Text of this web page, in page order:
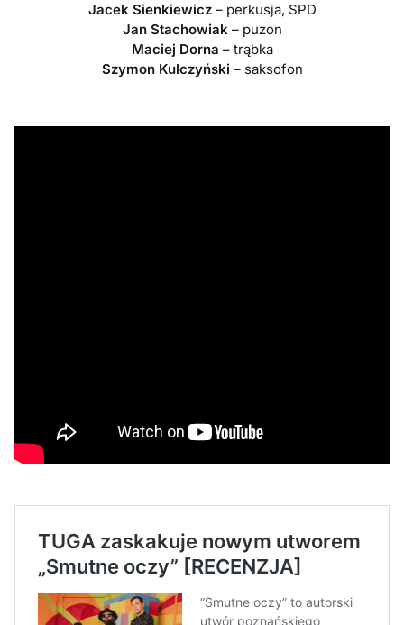
Jacek Sienkiewicz– perkusja, SPD
Jan Stachowiak– puzon
Maciej Dorna – trąbka
Szymon Kulczyński – saksofon